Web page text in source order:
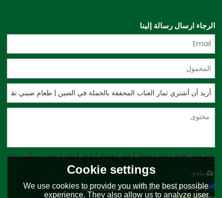
الرجاء ارسال رسالة إلينا
يدعم فقط .rar / .zip / .jpg / .png / .gif / .doc / .xls / .pdf ، بحد أقصى 20
ميجا
ملحق
توافق على استخدام شروط الخدمة,الشروط والاحكام
Cookie settings
We use cookies to provide you with the best possible
experience. They also allow us to analyze user